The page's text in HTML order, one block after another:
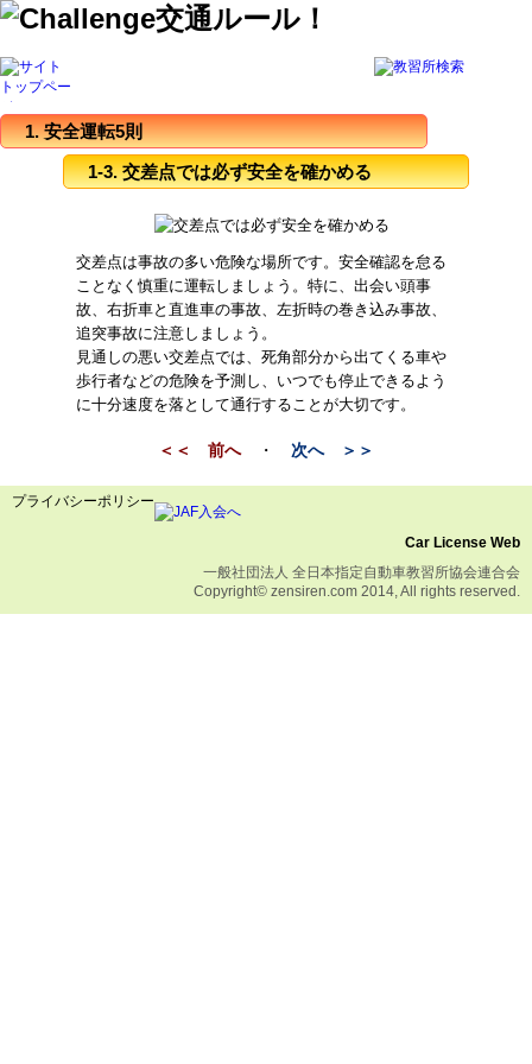
1. 安全運転5則
1-3. 交差点では必ず安全を確かめる
交差点は事故の多い危険な場所です。安全確認を怠る
ことなく慎重に運転しましょう。特に、出会い頭事
故、右折車と直進車の事故、左折時の巻き込み事故、
追突事故に注意しましょう。
見通しの悪い交差点では、死角部分から出てくる車や
歩行者などの危険を予測し、いつでも停止できるよう
に十分速度を落として通行することが大切です。
＜＜ 前へ・ 次へ ＞＞
プライバシーポリシー
Car License Web
一般社団法人 全日本指定自動車教習所協会連合会
Copyright© zensiren.com 2014, All rights reserved.